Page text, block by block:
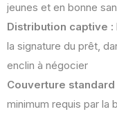
jeunes et en bonne
Distribution captive :
la signature du prêt,
enclin à négocier
Couverture standard
minimum requis par la